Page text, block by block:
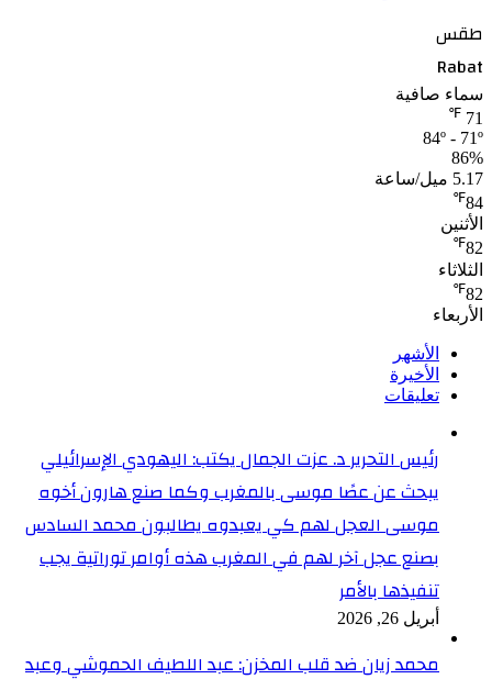
طقس
Rabat
سماء صافية
71
℉
84º - 71º
86%
5.17 ميل/ساعة
84
℉
الأثنين
82
℉
الثلاثاء
82
℉
الأربعاء
الأشهر
الأخيرة
تعليقات
رئيس التحرير د. عزت الجمال يكتب: اليهودي الإسرائيلي
يبحث عن عصًا موسى بالمغرب وكما صنع هارون أخوه
موسى العجل لهم كي يعبدوه يطالبون محمد السادس
بصنع عجل آخر لهم في المغرب هذه أوامر توراتية يجب
تنفيذها بالأمر
أبريل 26, 2026
محمد زيان ضد قلب المخزن: عبد اللطيف الحموشي وعبد